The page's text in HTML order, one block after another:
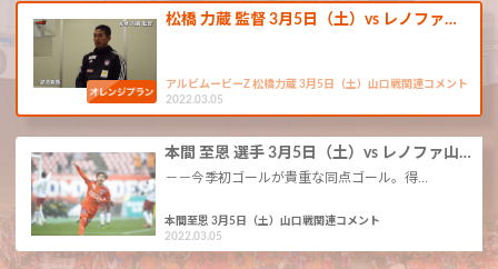
松橋 力蔵 監督 3月5日（土）vs レノファ…
アルビムービーZ 松橋力蔵 3月5日（土）山口戦関連コメント
2022.03.05
本間 至恩 選手 3月5日（土）vs レノファ山…
－－今季初ゴールが貴重な同点ゴール。得…
本間至恩 3月5日（土）山口戦関連コメント
2022.03.05